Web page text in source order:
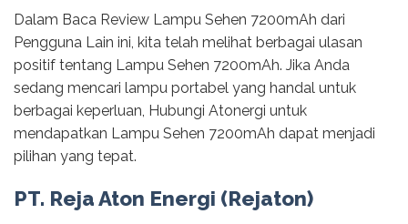
Dalam Baca Review Lampu Sehen 7200mAh dari
Pengguna Lain ini, kita telah melihat berbagai ulasan
positif tentang Lampu Sehen 7200mAh. Jika Anda
sedang mencari lampu portabel yang handal untuk
berbagai keperluan, Hubungi Atonergi untuk
mendapatkan Lampu Sehen 7200mAh dapat menjadi
pilihan yang tepat.
PT. Reja Aton Energi (Rejaton)